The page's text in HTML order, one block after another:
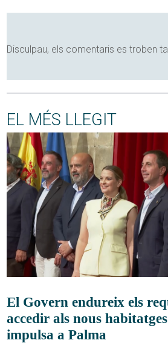
Disculpau, els comentaris es troben
EL MÉS LLEGIT
El Govern endureix els
accedir als nous
impulsa a Palma